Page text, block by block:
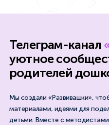
Телеграм-канал
уютное
родителей
Мы создали «Развивашки»,
материалами, идеями для
детьми. Вместе с